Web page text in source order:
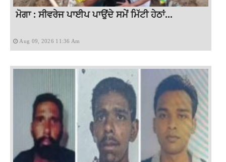
ਮੋਗਾ : ਸੀਵਰੇਜ ਪਾਈਪ ਪਾਉਂਦੇ ਸਮੇਂ ਮਿੱਟੀ ਹੇਠਾਂ...
Aug 09, 2026 11:36 Am